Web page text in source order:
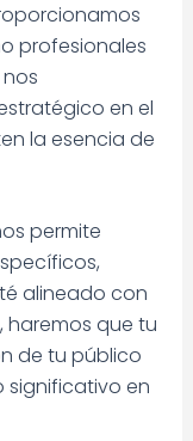
profesionales
en el
la esencia de
permite
alineado con
haremos que tu
de tu público
en